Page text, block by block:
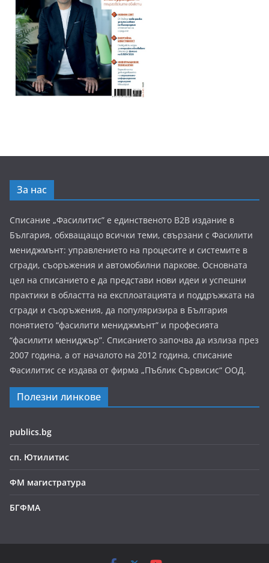
За нас
Списание „Фасилитис” е единственото B2B издание в
България, обхващащо всички теми, свързани с Фасилити
мениджмънт: управлението на процесите и системите в
сгради, съоръжения и автомобилни паркове. Основната
цел на списанието е да представи нови идеи и успешни
практики в областта на експлоатацията и поддръжката на
сгради и съоръжения, да популяризира в България
понятието “фасилити мениджмънт” и професията
“фасилити мениджър”. Списанието започва да излиза през
2007 година, а от началото на 2012 година, списание
Фасилитис се издава от фирма „Пъблик Сървисис“ ООД.
Полезни линкове
publics.bg
сп. Ютилитис
ФМ магистратура
БГФМА